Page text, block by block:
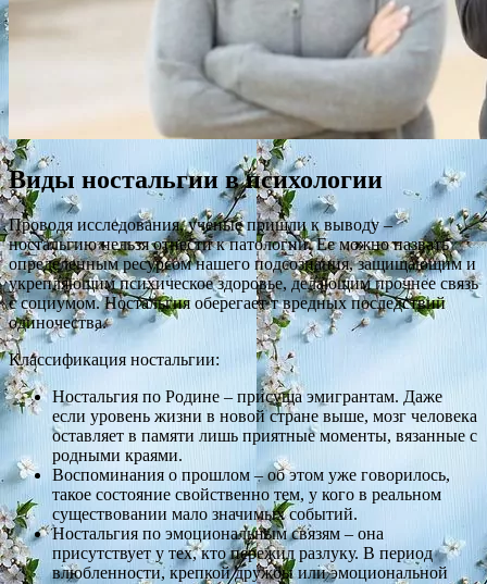
Виды ностальгии в психологии
Проводя исследования, ученые пришли к выводу –
ностальгию нельзя отнести к патологии. Ее можно назвать
определенным ресурсом нашего подсознания, защищающим и
укрепляющим психическое здоровье, делающим прочнее связь
с социумом. Ностальгия оберегает т вредных последствий
одиночества.
Классификация ностальгии:
Ностальгия по Родине – присуща эмигрантам. Даже
если уровень жизни в новой стране выше, мозг человека
оставляет в памяти лишь приятные моменты, вязанные с
родными краями.
Воспоминания о прошлом – об этом уже говорилось,
такое состояние свойственно тем, у кого в реальном
существовании мало значимых событий.
Ностальгия по эмоциональным связям – она
присутствует у тех, кто пережил разлуку. В период
влюбленности, крепкой дружбы или эмоциональной